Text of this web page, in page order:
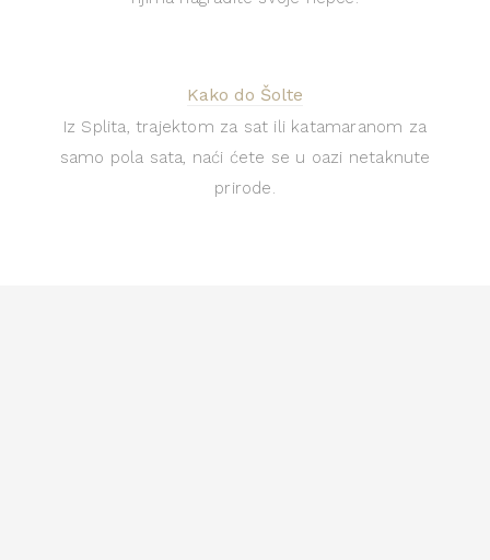
Kako do Šolte
Iz Splita, trajektom za sat ili katamaranom za
samo pola sata, naći ćete se u oazi netaknute
prirode.